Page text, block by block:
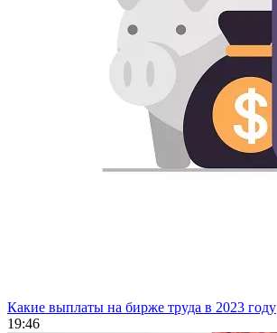
Какие выплаты на бирже труда в 2023 году
19:46